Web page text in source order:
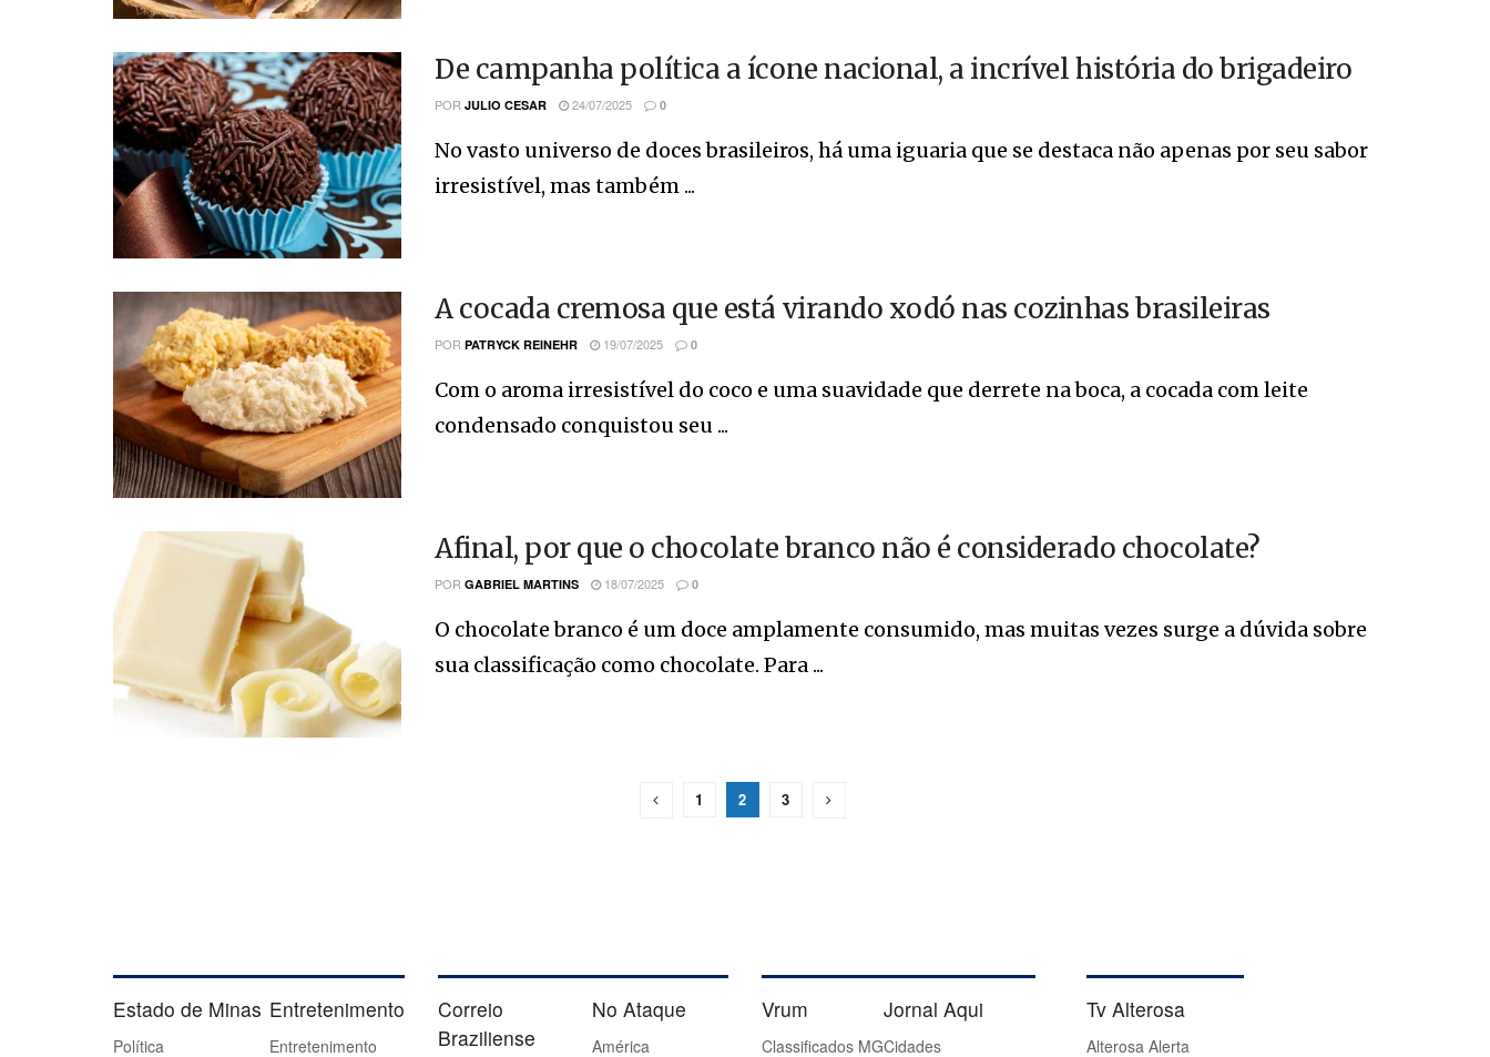
De campanha política a ícone nacional, a incrível história do brigadeiro
POR JULIO CESAR 24/07/2025 0
No vasto universo de doces brasileiros, há uma iguaria que se destaca não apenas por seu sabor
irresistível, mas também ...
A cocada cremosa que está virando xodó nas cozinhas brasileiras
POR PATRYCK REINEHR 19/07/2025 0
Com o aroma irresistível do coco e uma suavidade que derrete na boca, a cocada com leite
condensado conquistou seu ...
Afinal, por que o chocolate branco não é considerado chocolate?
POR GABRIEL MARTINS 18/07/2025 0
O chocolate branco é um doce amplamente consumido, mas muitas vezes surge a dúvida sobre
sua classificação como chocolate. Para ...
1 2 3
Estado de Minas
Política
Entretenimento
Entretenimento
Correio
Braziliense
No Ataque
América
Vrum
Classificados MG
Jornal Aqui
Cidades
Tv Alterosa
Alterosa Alerta